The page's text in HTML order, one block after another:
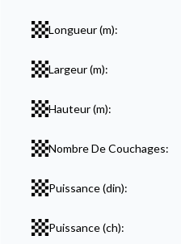
Longueur (m):
Largeur (m):
Hauteur (m):
Nombre De Couchages:
Puissance (din):
Puissance (ch):